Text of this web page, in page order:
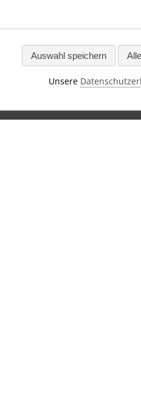
Auswahl speichern
Unsere